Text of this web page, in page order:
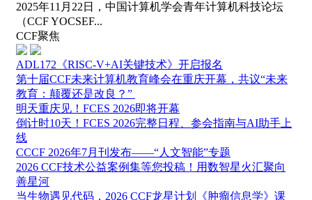
2025年11月22日，中国计算机学会青年计算机科技论坛
（CCF YOCSEF...
CCF聚焦
ADL172《RISC-V+AI关键技术》开启报名
第十届CCF未来计算机教育峰会在重庆开幕，共议“未来
教育：颠覆还是改良？” ​
​明天重庆见！FCES 2026即将开幕
倒计时10天！FCES 2026完整日程、参会指南与AI助手上
线
CCCF 2026年7月刊发布——“人文智能”专题
2026 CCF技术公益案例集等您投稿！用数智星火汇聚向
善星河
当生物遇见代码，2026 CCF龙星计划《肿瘤信息学》课